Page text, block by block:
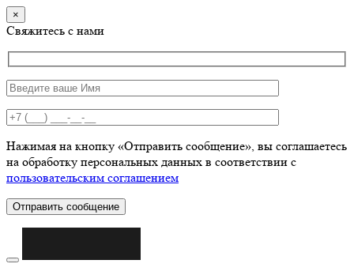
×
Свяжитесь с нами
Нажимая на кнопку «Отправить сообщение», вы соглашаетесь
на обработку персональных данных в соответствии с
пользовательским соглашением
Отправить сообщение